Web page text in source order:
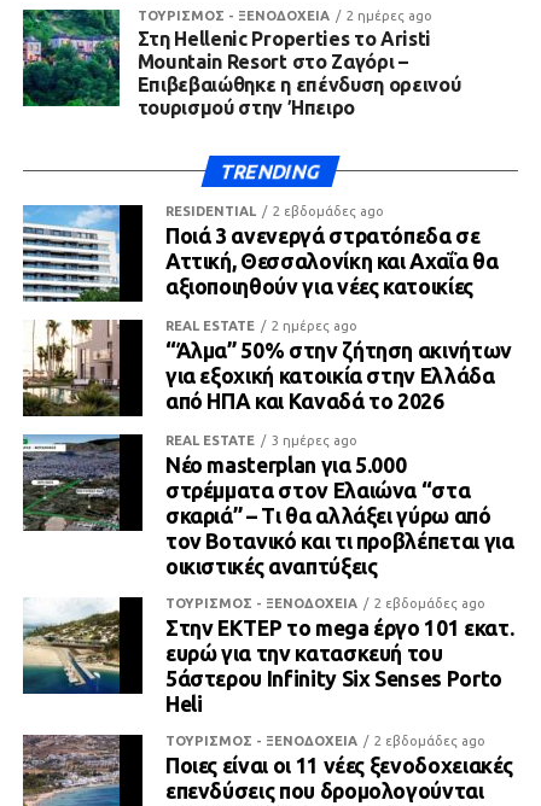
ΤΟΥΡΙΣΜΟΣ - ΞΕΝΟΔΟΧΕΙΑ 2 ημέρες ago
Στη Hellenic Properties το Aristi
Mountain Resort στο Ζαγόρι –
Επιβεβαιώθηκε η επένδυση ορεινού
τουρισμού στην Ήπειρο
TRENDING
RESIDENTIAL 2 εβδομάδες ago
Ποιά 3 ανενεργά στρατόπεδα σε
Αττική, Θεσσαλονίκη και Αχαΐα θα
αξιοποιηθούν για νέες κατοικίες
REAL ESTATE 2 ημέρες ago
“Άλμα” 50% στην ζήτηση ακινήτων
για εξοχική κατοικία στην Ελλάδα
από ΗΠΑ και Καναδά το 2026
REAL ESTATE 3 ημέρες ago
Νέο masterplan για 5.000
στρέμματα στον Ελαιώνα “στα
σκαριά” – Τι θα αλλάξει γύρω από
τον Βοτανικό και τι προβλέπεται για
οικιστικές αναπτύξεις
ΤΟΥΡΙΣΜΟΣ - ΞΕΝΟΔΟΧΕΙΑ 2 εβδομάδες ago
Στην ΕΚΤΕΡ το mega έργο 101 εκατ.
ευρώ για την κατασκευή του
5άστερου Infinity Six Senses Porto
Heli
ΤΟΥΡΙΣΜΟΣ - ΞΕΝΟΔΟΧΕΙΑ 2 εβδομάδες ago
Ποιες είναι οι 11 νέες ξενοδοχειακές
επενδύσεις που δρομολογούνται